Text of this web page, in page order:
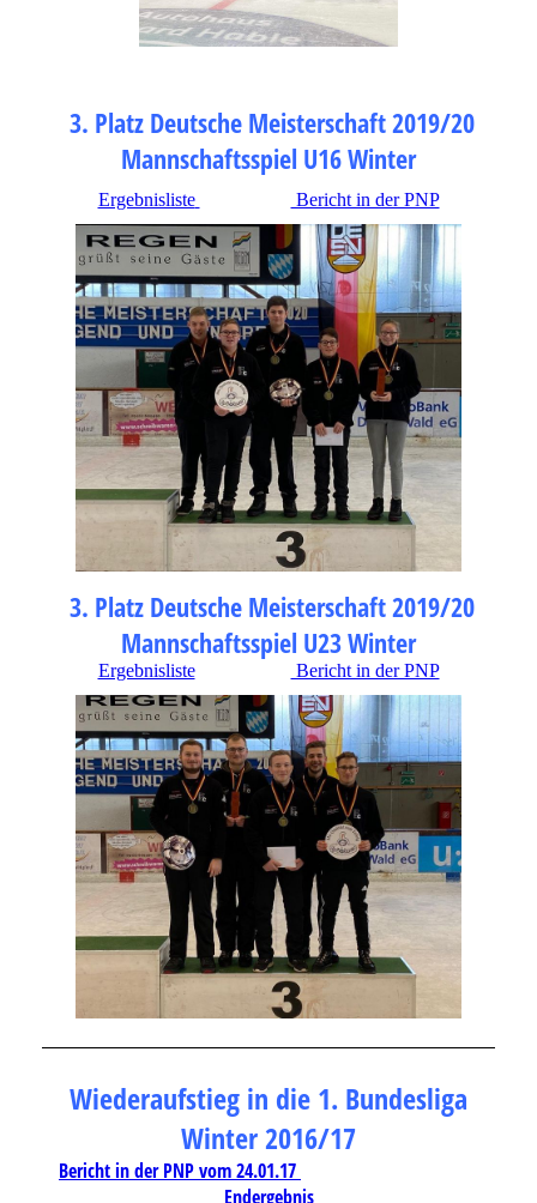
3. Platz Deutsche Meisterschaft 2019/20
Mannschaftsspiel U16 Winter
Ergebnisliste Bericht in der PNP
3. Platz Deutsche Meisterschaft 2019/20
Mannschaftsspiel U23 Winter
Ergebnisliste Bericht in der PNP
Wiederaufstieg in die 1. Bundesliga
Winter 2016/17
Bericht in der PNP vom 24.01.17
Endergebnis